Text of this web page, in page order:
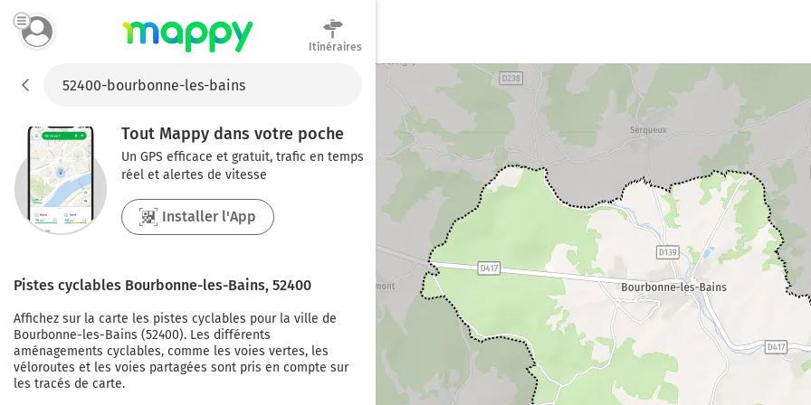
Itinéraires
Tout Mappy dans votre poche
Un GPS efficace et gratuit, trafic en temps
réel et alertes de vitesse
Installer l'App
Pistes cyclables Bourbonne-les-Bains, 52400
Affichez sur la carte les pistes cyclables pour la ville de
Bourbonne-les-Bains (52400). Les différents
aménagements cyclables, comme les voies vertes, les
véloroutes et les voies partagées sont pris en compte sur
les tracés de carte.